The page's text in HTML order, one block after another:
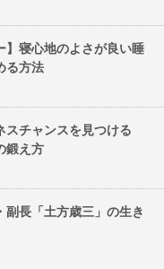
】寝心地のよさが良い睡
る方法
スチャンスを見つける
鍛え方
長「土方歳三」の生き